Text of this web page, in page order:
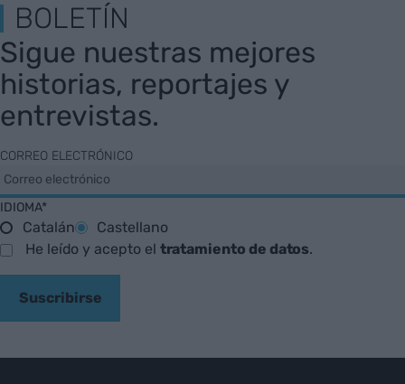
BOLETÍN
Sigue nuestras mejores
historias, reportajes y
entrevistas.
CORREO ELECTRÓNICO
IDIOMA*
Catalán
Castellano
He leído y acepto el tratamiento de datos.
Suscribirse